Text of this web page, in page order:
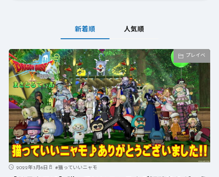
新着順 人気順
プレイベ
2022年3月6日 #猫っていいニャモ